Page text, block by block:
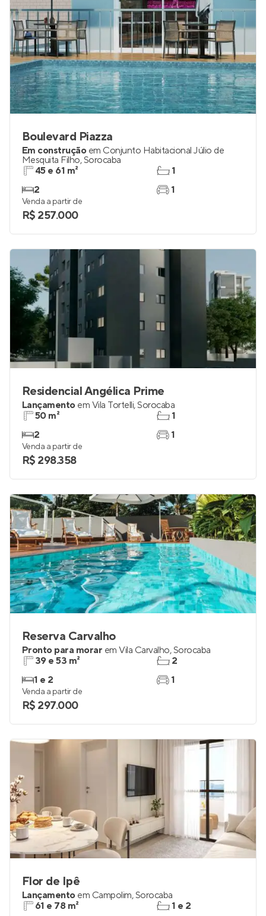
Boulevard Piazza
Em construção em Conjunto Habitacional Júlio de
Mesquita Filho,Sorocaba
45 e 61 m²
2
1
1
Venda a partir de
R$ 257.000
Residencial Angélica Prime
Lançamento em Vila Tortelli,Sorocaba
50 m²
2
1
1
Venda a partir de
R$ 298.358
Reserva Carvalho
Pronto para morar em Vila Carvalho,Sorocaba
39 e 53 m²
1 e 2
2
1
Venda a partir de
R$ 297.000
Flor de Ipê
Lançamento em Campolim,Sorocaba
61 e 78 m²
1 e 2